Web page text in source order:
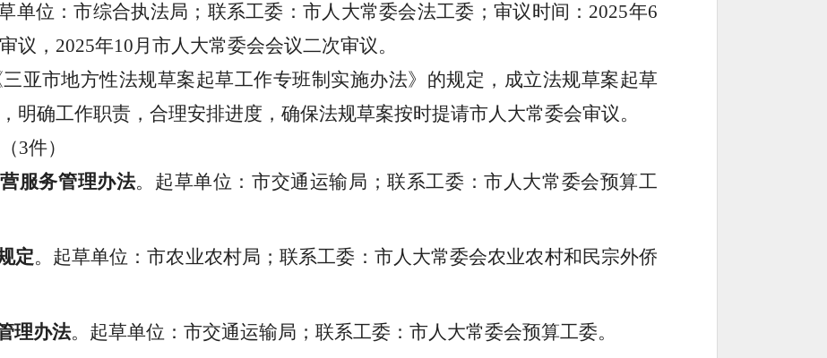
单位：市综合执法局；联系工委：市人大常委会法工委；审议时间： 2025年6
议， 2025年10月市人大常委会会议二次审议。
亚市地方性法规草案起草工作专班制实施办法》的规定，成立法规草案起草
明确工作职责，合理安排进度，确保法规草案按时提请市人大常委会审议。
3件）
服务管理办法。 起草单位：市交通运输局；联系工委：市人大常委会预算工
定。 起草单位：市农业农村局；联系工委：市人大常委会农业农村和民宗外侨
理办法。 起草单位：市交通运输局；联系工委：市人大常委会预算工委。